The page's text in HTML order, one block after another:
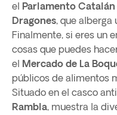
el Parlamento Catalán
Dragones, que alberga
Finalmente, si eres un
cosas que puedes
el Mercado de La
públicos de alimentos
Situado en el casco
Rambla, muestra la